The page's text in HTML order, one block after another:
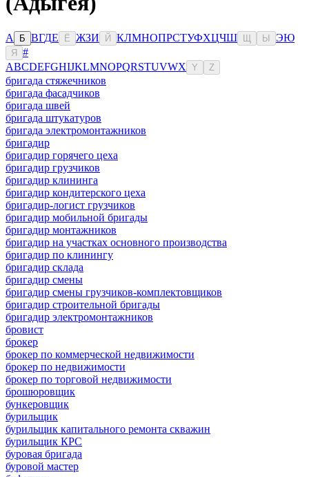
А Б ВГДЕ Ё ЖЗИ Й КЛМНОПРСТУФХЦЧШ Ы ЭЮ
Я
#
ABCDEFGHIJKLMNOPQRSTUVWX Y Z
бригада стяжечников
бригада фасадчиков
бригада швей
бригада штукатуров
бригада электромонтажников
бригадир
бригадир горячего цеха
бригадир грузчиков
бригадир клининга
бригадир кондитерского цеха
бригадир-логист грузчиков
бригадир мобильной бригады
бригадир монтажников
бригадир на участках основного производства
бригадир по клинингу
бригадир склада
бригадир смены
бригадир смены грузчиков-комплектовщиков
бригадир строительной бригады
бригадир электромонтажников
бровист
брокер
брокер по коммерческой недвижимости
брокер по недвижимости
брокер по торговой недвижимости
брошюровщик
бункеровщик
бурильщик
бурильщик капитального ремонта скважин
бурильщик КРС
буровая бригада
буровой мастер